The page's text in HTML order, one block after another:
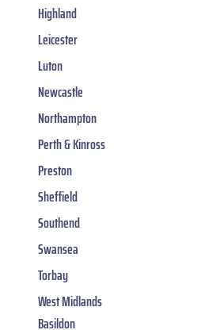
Highland
Leicester
Luton
Newcastle
Northampton
Perth & Kinross
Preston
Sheffield
Southend
Swansea
Torbay
West Midlands
Basildon